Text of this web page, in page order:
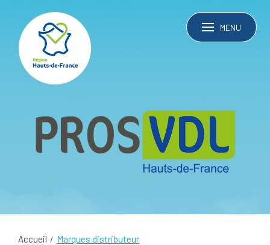
MENU
Accueil Marques distributeur